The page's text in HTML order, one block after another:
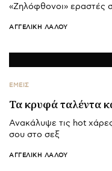
«Ζηλόφθονοι» εραστές
ΑΓΓΕΛΙΚΉ ΛΆΛΟΥ
ΕΜΕΙΣ
Τα κρυφά ταλέντα
Ανακάλυψε τις hot
σου στο σεξ
ΑΓΓΕΛΙΚΉ ΛΆΛΟΥ